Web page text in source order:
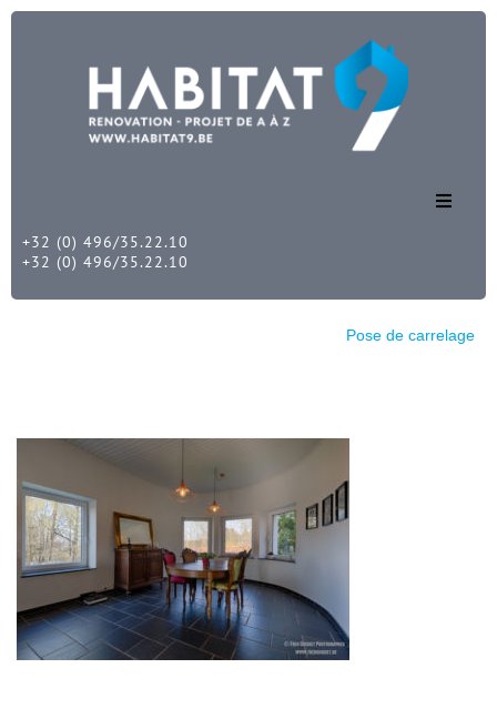
Accueil
Nos services
+32 (0) 496/35.22.10
+32 (0) 496/35.22.10
Pose de carrelage